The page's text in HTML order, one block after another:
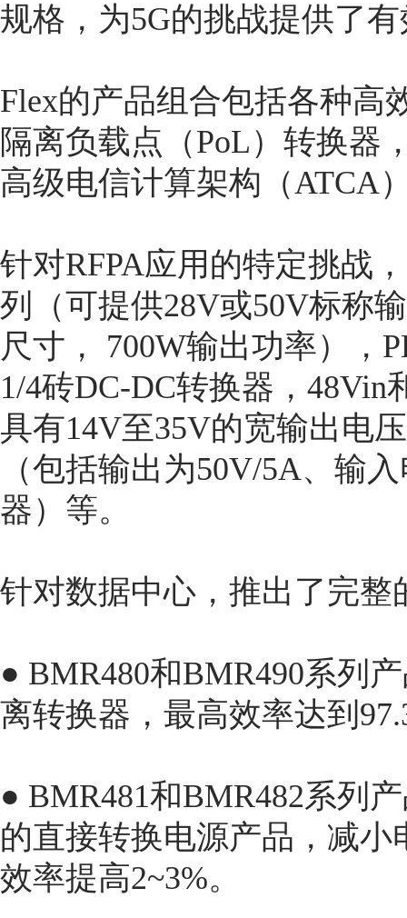
规格，为5G的挑战提供了
Flex的产品组合包括各种高
隔离负载点（PoL）转换器
高级电信计算架构（ATCA
针对RFPA应用的特定挑战
列（可提供28V或50V标称
尺寸， 700W输出功率），
1/4砖DC-DC转换器，48Vin
具有14V至35V的宽输出电
（包括输出为50V/5A、输
器）等。
针对数据中心，推出了完
● BMR480和BMR490系列
离转换器，最高效率达到
● BMR481和BMR482系列
的直接转换电源产品，减
效率提高2~3%。